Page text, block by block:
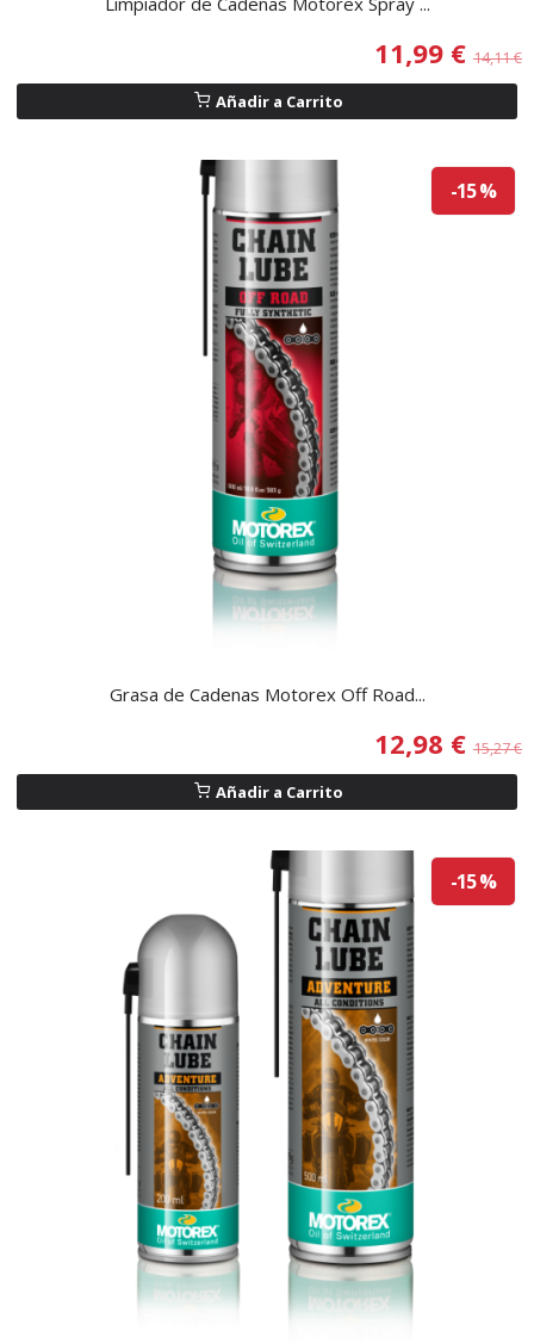
11,99 € 14,11 €
Añadir a Carrito
-15 %
Grasa de Cadenas Motorex Off Road...
12,98 € 15,27 €
Añadir a Carrito
-15 %